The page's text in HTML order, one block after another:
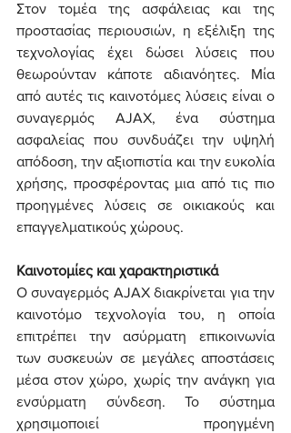
Στον τομέα της ασφάλειας και της
προστασίας περιουσιών, η εξέλιξη της
τεχνολογίας έχει δώσει λύσεις που
θεωρούνταν κάποτε αδιανόητες. Μία
από αυτές τις καινοτόμες λύσεις είναι ο
συναγερμός AJAX, ένα σύστημα
ασφαλείας που συνδυάζει την υψηλή
απόδοση, την αξιοπιστία και την ευκολία
χρήσης, προσφέροντας μια από τις πιο
προηγμένες λύσεις σε οικιακούς και
επαγγελματικούς χώρους.
Καινοτομίες και χαρακτηριστικά
Ο συναγερμός AJAX διακρίνεται για την
καινοτόμο τεχνολογία του, η οποία
επιτρέπει την ασύρματη επικοινωνία
των συσκευών σε μεγάλες αποστάσεις
μέσα στον χώρο, χωρίς την ανάγκη για
ενσύρματη σύνδεση. Το σύστημα
χρησιμοποιεί προηγμένη